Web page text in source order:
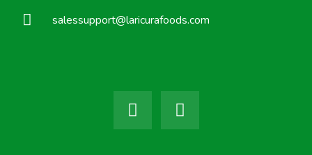
salessupport@laricurafoods.com